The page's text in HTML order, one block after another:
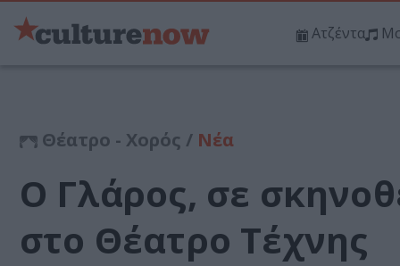
Ατζέντα
Θέατρο - Χορός / Νέα
Ο Γλάρος, σε
στο Θέατρο Τέχνης